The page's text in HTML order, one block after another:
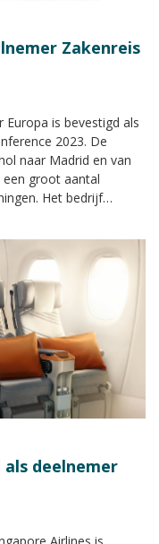
Zakenreis
Europa is bevestigd als
2023. De
naar Madrid en van
een groot aantal
Het bedrijf
deelnemer